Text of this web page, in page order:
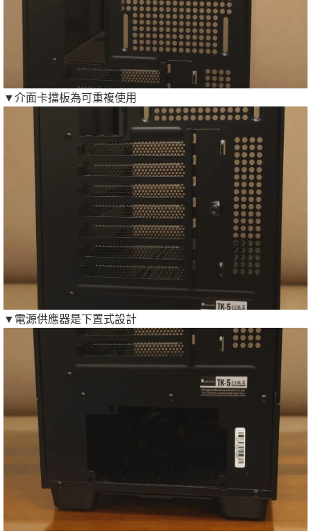
▼介面卡擋板為可重複使用
▼電源供應器是下置式設計